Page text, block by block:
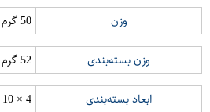
وزن 50 گرم
وزن بسته‌بندی 52 گرم
ابعاد بسته‌بندی 4 × 10 × 14 سانتی‌متر